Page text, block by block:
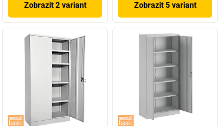
Zobrazit 2 variant Zobrazit 5 variant